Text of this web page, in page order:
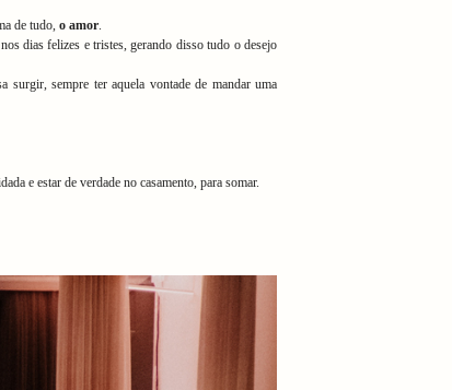
de tudo, o amor.
dias felizes e tristes, gerando disso tudo o desejo
surgir, sempre ter aquela vontade de mandar uma
e estar de verdade no casamento, para somar.